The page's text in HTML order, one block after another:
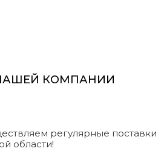
КОМПАНИИ
регулярные поставки
области!